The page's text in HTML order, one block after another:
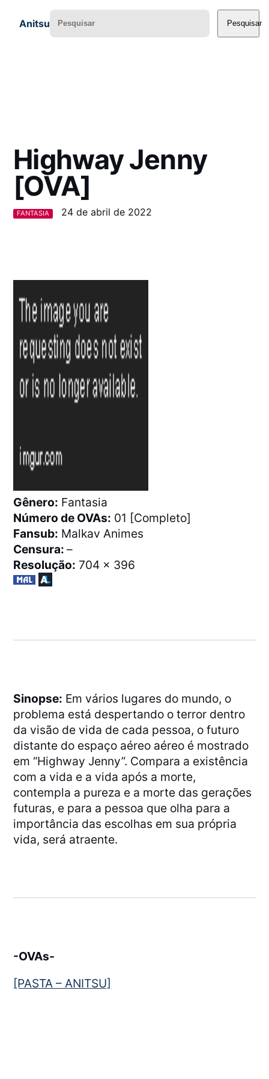
Anitsu Pesquisar
Highway Jenny
[OVA]
FANTASIA 24 de abril de 2022
Gênero: Fantasia
Número de OVAs: 01 [Completo]
Fansub: Malkav Animes
Censura:–
Resolução: 704 x 396
Sinopse: Em vários lugares do mundo, o
problema está despertando o terror dentro
da visão de vida de cada pessoa, o futuro
distante do espaço aéreo aéreo é mostrado
em “Highway Jenny”. Compara a existência
com a vida e a vida após a morte,
contempla a pureza e a morte das gerações
futuras, e para a pessoa que olha para a
importância das escolhas em sua própria
vida, será atraente.
-OVAs-
[PASTA – ANITSU]